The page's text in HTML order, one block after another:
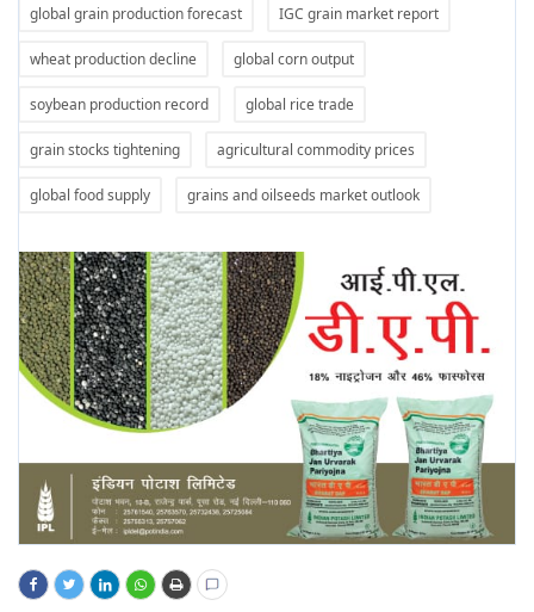
global grain production forecast IGC grain market report
wheat production decline global corn output
soybean production record global rice trade
grain stocks tightening agricultural commodity prices
global food supply grains and oilseeds market outlook